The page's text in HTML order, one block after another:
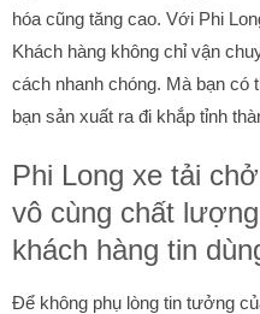
hóa cũng tăng cao. Với Phi
Khách hàng không chỉ vận
cách nhanh chóng. Mà bạn có
bạn sản xuất ra đi khắp tỉnh
Phi Long xe tải
vô cùng chất
khách hàng tin
Để không phụ lòng tin tưởng